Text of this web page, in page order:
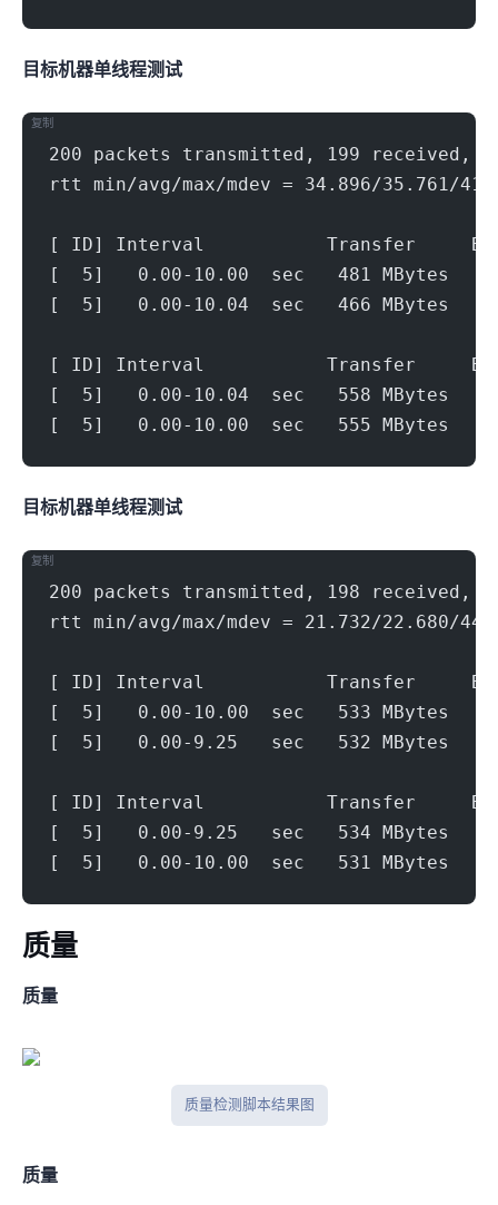
目标机器 IPERF3单线程测试
200 packets transmitted, 199 received,
rtt min/avg/max/mdev = 34.896/35.761/
[ ID] Interval           Transfer
[  5]   0.00-10.00  sec   481 MBytes
[  5]   0.00-10.04  sec   466 MBytes
[ ID] Interval           Transfer
[  5]   0.00-10.04  sec   558 MBytes
[  5]   0.00-10.00  sec   555 MBytes
复制
目标机器 IPERF3单线程测试
200 packets transmitted, 198 received,
rtt min/avg/max/mdev = 21.732/22.680/
[ ID] Interval           Transfer
[  5]   0.00-10.00  sec   533 MBytes
[  5]   0.00-9.25   sec   532 MBytes
[ ID] Interval           Transfer
[  5]   0.00-9.25   sec   534 MBytes
[  5]   0.00-10.00  sec   531 MBytes
复制
ip质量
IPV4质量
IP质量检测脚本结果图
IPV6质量